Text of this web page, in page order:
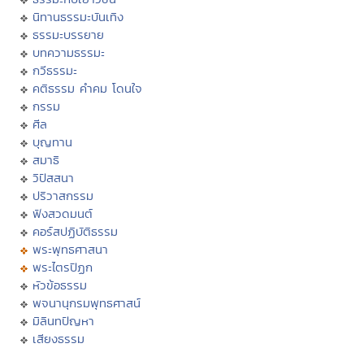
นิทานธรรมะบันเทิง
ธรรมะบรรยาย
บทความธรรมะ
กวีธรรมะ
คติธรรม คำคม โดนใจ
กรรม
ศีล
บุญทาน
สมาธิ
วิปัสสนา
ปริวาสกรรม
ฟังสวดมนต์
คอร์สปฏิบัติธรรม
พระพุทธศาสนา
พระไตรปิฏก
หัวข้อธรรม
พจนานุกรมพุทธศาสน์
มิลินทปัญหา
เสียงธรรม